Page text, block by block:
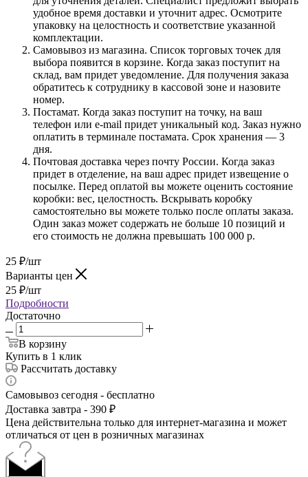
удобное время доставки и уточнит адрес. Осмотрите
упаковку на целостность и соответствие указанной
комплектации.
Самовывоз из магазина. Список торговых точек для
выбора появится в корзине. Когда заказ поступит на
склад, вам придет уведомление. Для получения заказа
обратитесь к сотруднику в кассовой зоне и назовите
номер.
Постамат. Когда заказ поступит на точку, на ваш
телефон или e-mail придет уникальный код. Заказ нужно
оплатить в терминале постамата. Срок хранения — 3
дня.
Почтовая доставка через почту России. Когда заказ
придет в отделение, на ваш адрес придет извещение о
посылке. Перед оплатой вы можете оценить состояние
коробки: вес, целостность. Вскрывать коробку
самостоятельно вы можете только после оплаты заказа.
Один заказ может содержать не больше 10 позиций и
его стоимость не должна превышать 100 000 р.
25 ₽/шт
Варианты цен
25 ₽/шт
Подробности
Достаточно
В корзину
Купить в 1 клик
Рассчитать доставку
Самовывоз сегодня - бесплатно
Доставка завтра - 390 ₽
Цена действительна только для интернет-магазина и может
отличаться от цен в розничных магазинах